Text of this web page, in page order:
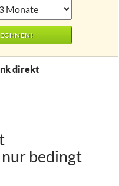
direkt
bedingt